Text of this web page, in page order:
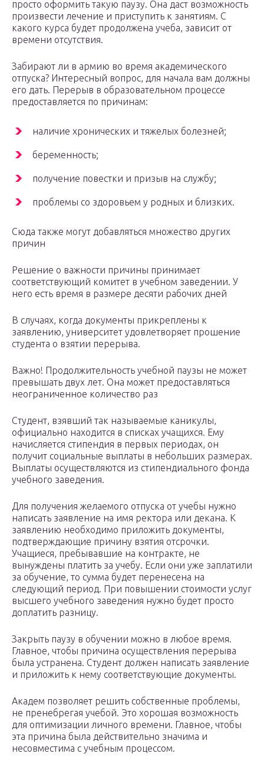
просто оформить такую паузу. Она даст возможность
произвести лечение и приступить к занятиям. С
какого курса будет продолжена учеба, зависит от
времени отсутствия.
Забирают ли в армию во время академического
отпуска? Интересный вопрос, для начала вам должны
его дать. Перерыв в образовательном процессе
предоставляется по причинам:
наличие хронических и тяжелых болезней;
беременность;
получение повестки и призыв на службу;
проблемы со здоровьем у родных и близких.
Сюда также могут добавляться множество других
причин
Решение о важности причины принимает
соответствующий комитет в учебном заведении. У
него есть время в размере десяти рабочих дней
В случаях, когда документы прикреплены к
заявлению, университет удовлетворяет прошение
студента о взятии перерыва.
Важно! Продолжительность учебной паузы не может
превышать двух лет. Она может предоставляться
неограниченное количество раз
Студент, взявший так называемые каникулы,
официально находится в списках учащихся. Ему
начисляется стипендия в первых периодах, он
получит социальные выплаты в небольших размерах.
Выплаты осуществляются из стипендиального фонда
учебного заведения.
Для получения желаемого отпуска от учебы нужно
написать заявление на имя ректора или декана. К
заявлению необходимо приложить документы,
подтверждающие причину взятия отсрочки.
Учащиеся, пребывавшие на контракте, не
вынуждены платить за учебу. Если они уже заплатили
за обучение, то сумма будет перенесена на
следующий период. При повышении стоимости услуг
высшего учебного заведения нужно будет просто
доплатить разницу.
Закрыть паузу в обучении можно в любое время.
Главное, чтобы причина осуществления перерыва
была устранена. Студент должен написать заявление
и приложить к нему соответствующие документы.
Академ позволяет решить собственные проблемы,
не пренебрегая учебой. Это хорошая возможность
для оптимизации личного времени. Главное, чтобы
эта причина была действительно значима и
несовместима с учебным процессом.